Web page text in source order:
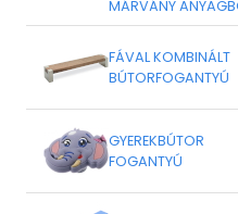
MÁRVÁNY
FÁVAL KOMBINÁLT
BÚTORFOGANTYÚ
GYEREKBÚTOR
FOGANTYÚ